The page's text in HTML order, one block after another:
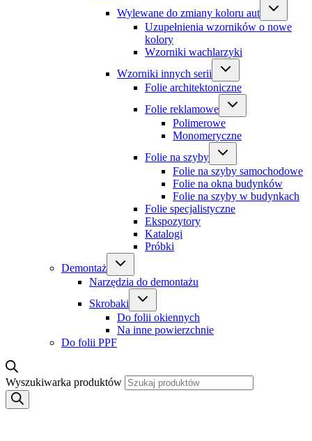
Wylewane do zmiany koloru aut
Uzupełnienia wzorników o nowe
kolory
Wzorniki wachlarzyki
Wzorniki innych serii
Folie architektoniczne
Folie reklamowe
Polimerowe
Monomeryczne
Folie na szyby
Folie na szyby samochodowe
Folie na okna budynków
Folie na szyby w budynkach
Folie specjalistyczne
Ekspozytory
Katalogi
Próbki
Demontaż
Narzędzia do demontażu
Skrobaki
Do folii okiennych
Na inne powierzchnie
Do folii PPF
Wyszukiwarka produktów